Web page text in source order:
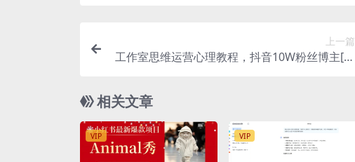
上一篇
工作室思维运营心理教程，抖音10W粉丝博主[答
相关文章
VIP VIP